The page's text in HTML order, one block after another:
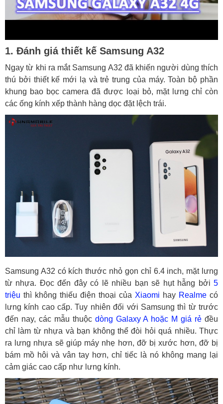
1. Đánh giá thiết kế Samsung A32
Ngay từ khi ra mắt Samsung A32 đã khiến người dùng thích
thú bởi thiết kế mới lạ và trẻ trung của máy. Toàn bộ phần
khung bao bọc camera đã được loại bỏ, mặt lưng chỉ còn
các ống kính xếp thành hàng dọc đặt lệch trái.
Samsung A32 có kích thước nhỏ gọn chỉ 6.4 inch, mặt lưng
từ nhựa. Đọc đến đây có lẽ nhiều bạn sẽ hụt hẫng bởi 5
triệu thì không thiếu điện thoại của Xiaomi hay Realme có
lưng kính cao cấp. Tuy nhiên đối với Samsung thì từ trước
đến nay, các mẫu thuộc dòng Galaxy A hoặc M giá rẻ đều
chỉ làm từ nhựa và bạn không thể đòi hỏi quá nhiều. Thực
ra lưng nhựa sẽ giúp máy nhẹ hơn, đỡ bị xước hơn, đỡ bị
bám mồ hôi và vân tay hơn, chỉ tiếc là nó không mang lại
cảm giác cao cấp như lưng kính.